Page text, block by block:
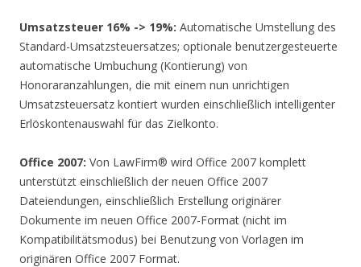
Umsatzsteuer 16% -> 19%: Automatische Umstellung des
Standard-Umsatzsteuersatzes; optionale benutzergesteuerte
automatische Umbuchung (Kontierung) von
Honoraranzahlungen, die mit einem nun unrichtigen
Umsatzsteuersatz kontiert wurden einschließlich intelligenter
Erlöskontenauswahl für das Zielkonto.
Office 2007: Von LawFirm® wird Office 2007 komplett
unterstützt einschließlich der neuen Office 2007
Dateiendungen, einschließlich Erstellung originärer
Dokumente im neuen Office 2007-Format (nicht im
Kompatibilitätsmodus) bei Benutzung von Vorlagen im
originären Office 2007 Format.